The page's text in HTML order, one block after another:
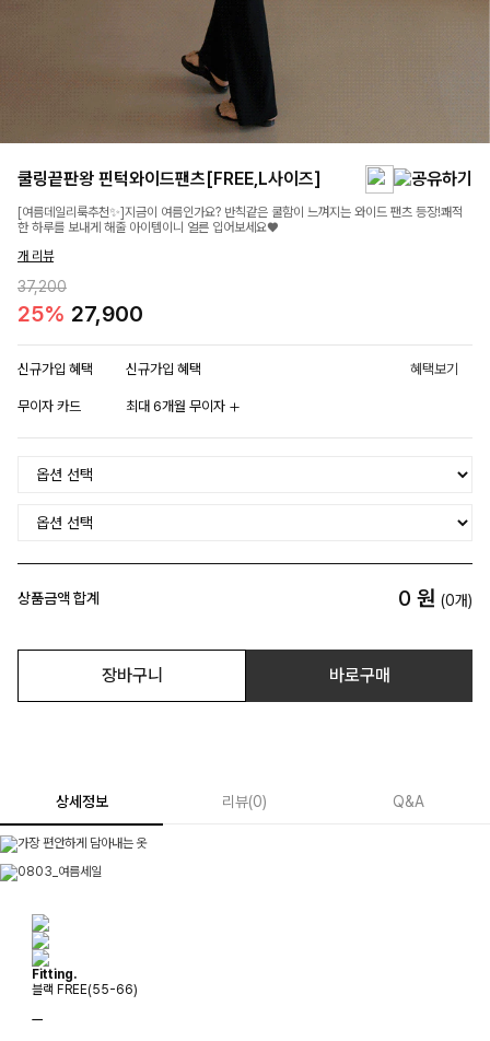
쿨링끝판왕 핀턱와이드팬츠[FREE,L사이즈]
[여름데일리룩추천✨]지금이 여름인가요? 반칙같은 쿨함이 느껴지는 와이드 팬츠 등장!쾌적
한 하루를 보내게 해줄 아이템이니 얼른 입어보세요♥
개 리뷰
37,200
25% 27,900
신규가입 혜택 신규가입 혜택 혜택보기
무이자 카드 최대 6개월 무이자
상품금액 합계 0 원 (0개)
장바구니 바로구매
상세정보 리뷰(0) Q&A
Fitting.
블랙 FREE(55-66)
ㅡ